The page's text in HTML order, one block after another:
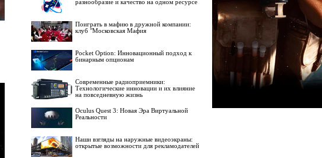
разнообразие и качество на одном ресурсе
Поиграть в мафию в дружной компании:
клуб "Московская Мафия
Pocket Option: Инновационный подход к
бинарным опционам
Современные радиоприемники:
Технологические инновации и их влияние
на повседневную жизнь
Oculus Quest 3: Новая Эра Виртуальной
Реальности
Наши взгляды на наружные видеоэкраны:
открытые возможности для рекламодателей